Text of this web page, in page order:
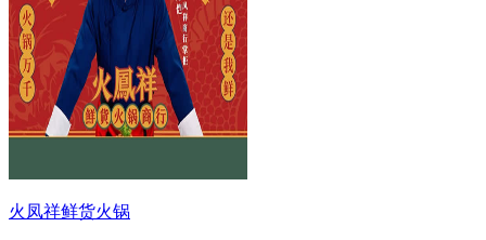
火凤祥鲜货火锅